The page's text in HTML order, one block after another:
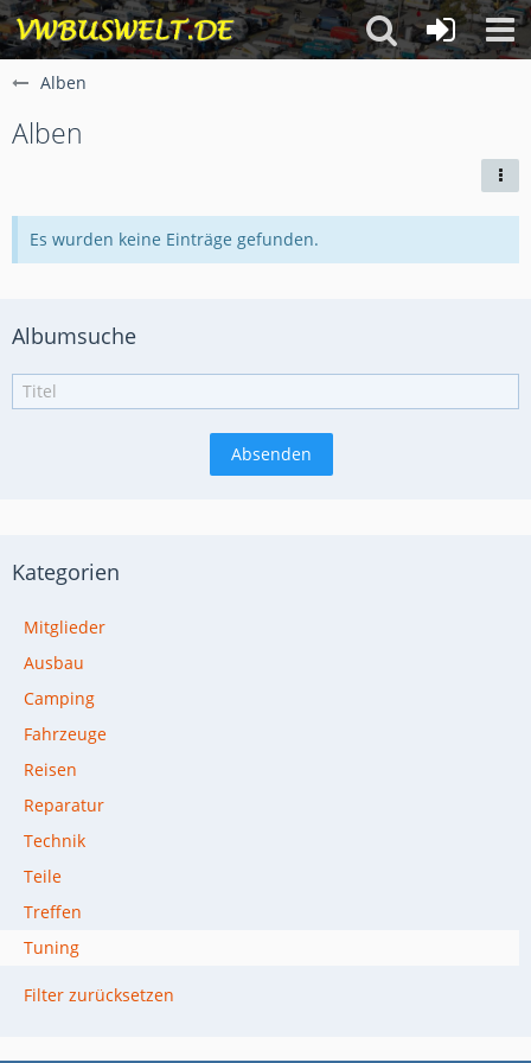
Alben
Alben
Es wurden keine Einträge gefunden.
Albumsuche
Kategorien
Mitglieder
Ausbau
Camping
Fahrzeuge
Reisen
Reparatur
Technik
Teile
Treffen
Tuning
Filter zurücksetzen